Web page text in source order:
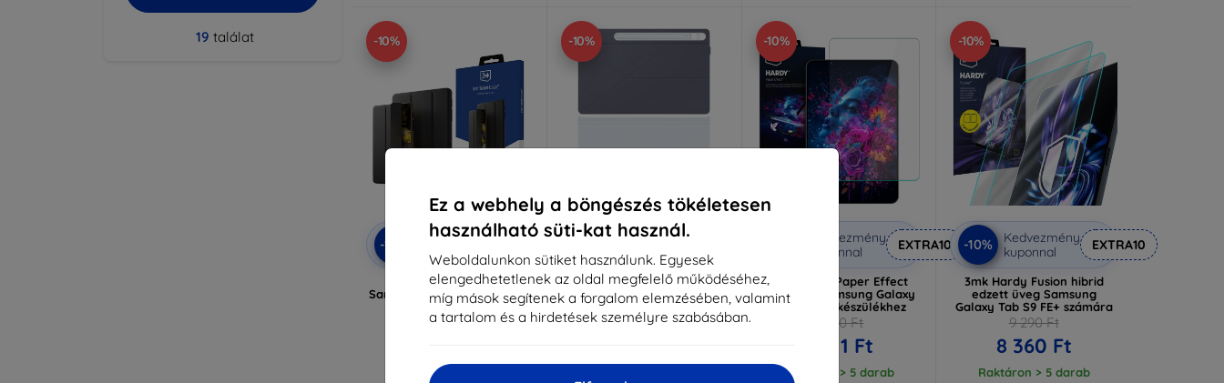
Ez a webhely a böngészés tökéletesen
használható süti-kat használ.
Weboldalunkon sütiket használunk. Egyesek
elengedhetetlenek az oldal megfelelő működéséhez,
míg mások segítenek a forgalom elemzésében, valamint
a tartalom és a hirdetések személyre szabásában.
19 találat -10%
-10%
Kedvezmény
kuponnal
3MK puha tablet tok
Samsung Tab S9 FE+ fekete
11 190 Ft
-10%
Kedvezmény
kuponnal
EF-BX810PLE Samsung
Smart Book Cover Galaxy
Tab S9+/S9 FE+ készülékhez,
kék (57983123230)
14 751 Ft
-10%
Kedvezmény
kuponnal
EXTRA10
3mk Hardy Paper Effect
védőfólia Samsung Galaxy
Tab S9 FE+ készülékhez
7 790 Ft
7 011 Ft
Raktáron > 5 darab
-10%
-10%
Kedvezmény
kuponnal
EXTRA10
3mk Hardy Fusion hibrid
edzett üveg Samsung
Galaxy Tab S9 FE+ számára
9 290 Ft
8 360 Ft
Raktáron > 5 darab